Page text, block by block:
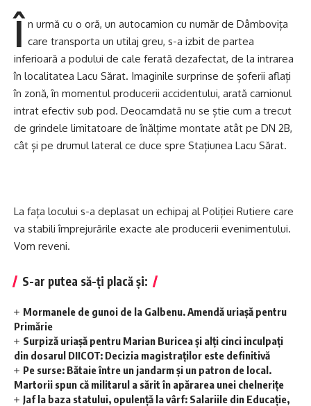
Î n urmă cu o oră, un autocamion cu număr de Dâmbovița
care transporta un utilaj greu, s-a izbit de partea
inferioară a podului de cale ferată dezafectat, de la intrarea
în localitatea Lacu Sărat. Imaginile surprinse de șoferii aflați
în zonă, în momentul producerii accidentului, arată camionul
intrat efectiv sub pod. Deocamdată nu se știe cum a trecut
de grindele limitatoare de înălțime montate atât pe DN 2B,
cât și pe drumul lateral ce duce spre Stațiunea Lacu Sărat.
La fața locului s-a deplasat un echipaj al Poliției Rutiere care
va stabili împrejurările exacte ale producerii evenimentului.
Vom reveni.
S-ar putea să-ți placă și:
Mormanele de gunoi de la Galbenu. Amendă uriașă pentru
Primărie
Surpiză uriașă pentru Marian Buricea și alți cinci inculpați
din dosarul DIICOT: Decizia magistraților este definitivă
Pe surse: Bătaie între un jandarm și un patron de local.
Martorii spun că militarul a sărit în apărarea unei chelnerițe
Jaf la baza statului, opulență la vârf: Salariile din Educație,